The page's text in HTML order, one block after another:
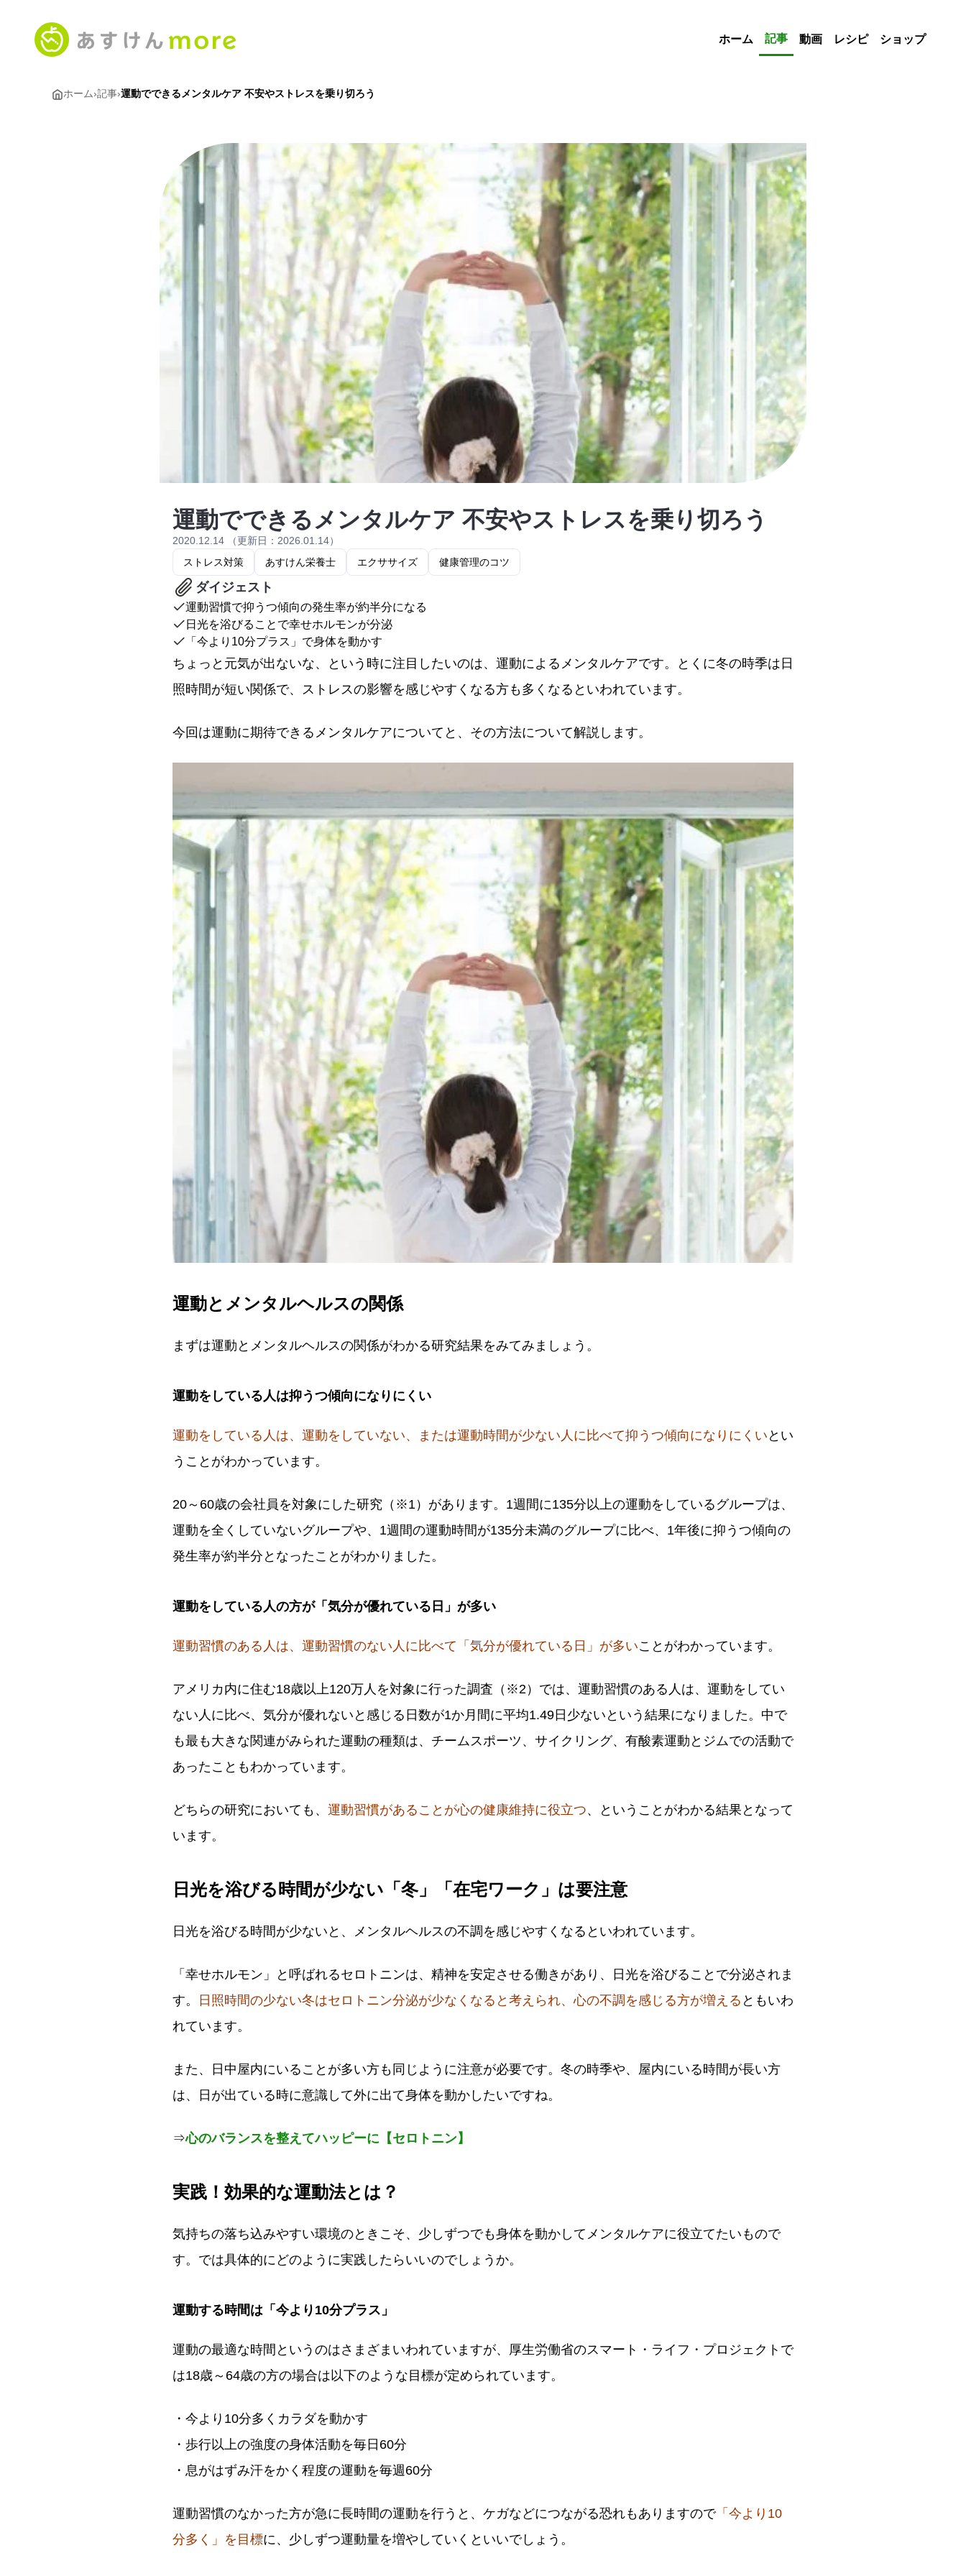
ホーム 記事 動画 レシピ ショップ
ホーム›記事›運動でできるメンタルケア 不安やストレスを乗り切ろう
運動でできるメンタルケア 不安やストレスを乗り切ろう
2020.12.14 （更新日：2026.01.14）
ストレス対策
あすけん栄養士 エクササイズ 健康管理のコツ
ダイジェスト
運動習慣で抑うつ傾向の発生率が約半分になる
日光を浴びることで幸せホルモンが分泌
「今より10分プラス」で身体を動かす
ちょっと元気が出ないな、という時に注目したいのは、運動によるメンタルケアです。とくに冬の時季は日
照時間が短い関係で、ストレスの影響を感じやすくなる方も多くなるといわれています。
今回は運動に期待できるメンタルケアについてと、その方法について解説します。
運動とメンタルヘルスの関係
まずは運動とメンタルヘルスの関係がわかる研究結果をみてみましょう。
運動をしている人は抑うつ傾向になりにくい
運動をしている人は、運動をしていない、または運動時間が少ない人に比べて抑うつ傾向になりにくい とい
うことがわかっています。
20～60歳の会社員を対象にした研究（※1）があります。1週間に135分以上の運動をしているグループは、
運動を全くしていないグループや、1週間の運動時間が135分未満のグループに比べ、1年後に抑うつ傾向の
発生率が約半分となったことがわかりました。
運動をしている人の方が「気分が優れている日」が多い
運動習慣のある人は、運動習慣のない人に比べて「気分が優れている日」が多いことがわかっています。
アメリカ内に住む18歳以上120万人を対象に行った調査（※2）では、運動習慣のある人は、運動をしてい
ない人に比べ、気分が優れないと感じる日数が1か月間に平均1.49日少ないという結果になりました。中で
も最も大きな関連がみられた運動の種類は、チームスポーツ、サイクリング、有酸素運動とジムでの活動で
あったこともわかっています。
どちらの研究においても、 運動習慣があることが心の健康維持に役立つ、ということがわかる結果となって
います。
日光を浴びる時間が少ない「冬」「在宅ワーク」は要注意
日光を浴びる時間が少ないと、メンタルヘルスの不調を感じやすくなるといわれています。
「幸せホルモン」と呼ばれるセロトニンは、精神を安定させる働きがあり、日光を浴びることで分泌されま
す。
日照時間の少ない冬はセロトニン分泌が少なくなると考えられ、心の不調を感じる方が増える ともいわ
れています。
また、日中屋内にいることが多い方も同じように注意が必要です。冬の時季や、屋内にいる時間が長い方
は、日が出ている時に意識して外に出て身体を動かしたいですね。
⇒心のバランスを整えてハッピーに【セロトニン】
実践！効果的な運動法とは？
気持ちの落ち込みやすい環境のときこそ、少しずつでも身体を動かしてメンタルケアに役立てたいもので
す。では具体的にどのように実践したらいいのでしょうか。
運動する時間は「今より10分プラス」
運動の最適な時間というのはさまざまいわれていますが、厚生労働省のスマート・ライフ・プロジェクトで
は18歳～64歳の方の場合は以下のような目標が定められています。
・今より10分多くカラダを動かす
・歩行以上の強度の身体活動を毎日60分
・息がはずみ汗をかく程度の運動を毎週60分
運動習慣のなかった方が急に長時間の運動を行うと、ケガなどにつながる恐れもありますので「今より10
分多く」を目標に、少しずつ運動量を増やしていくといいでしょう。